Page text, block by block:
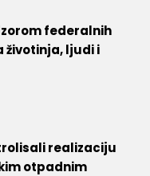
federalnih
životinja, ljudi i
realizaciju
otpadnim